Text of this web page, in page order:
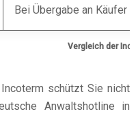
Vergleich der
Bei Übergabe an Käufer
schützt Sie nicht
Anwaltshotline in